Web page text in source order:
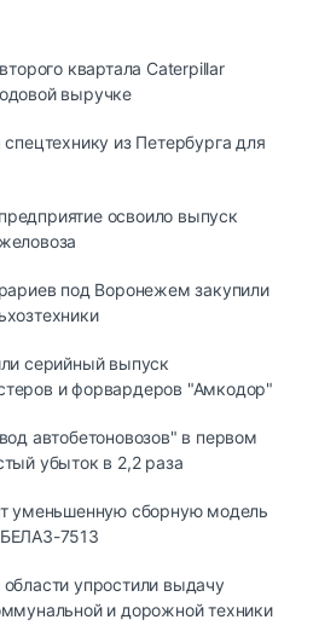
квартала Caterpillar
выручке
из Петербурга для
освоило выпуск
под Воронежем закупили
серийный выпуск
и форвардеров "Амкодор"
автобетоновозов" в первом
убыток в 2,2 раза
уменьшенную сборную модель
7513
упростили выдачу
и дорожной техники